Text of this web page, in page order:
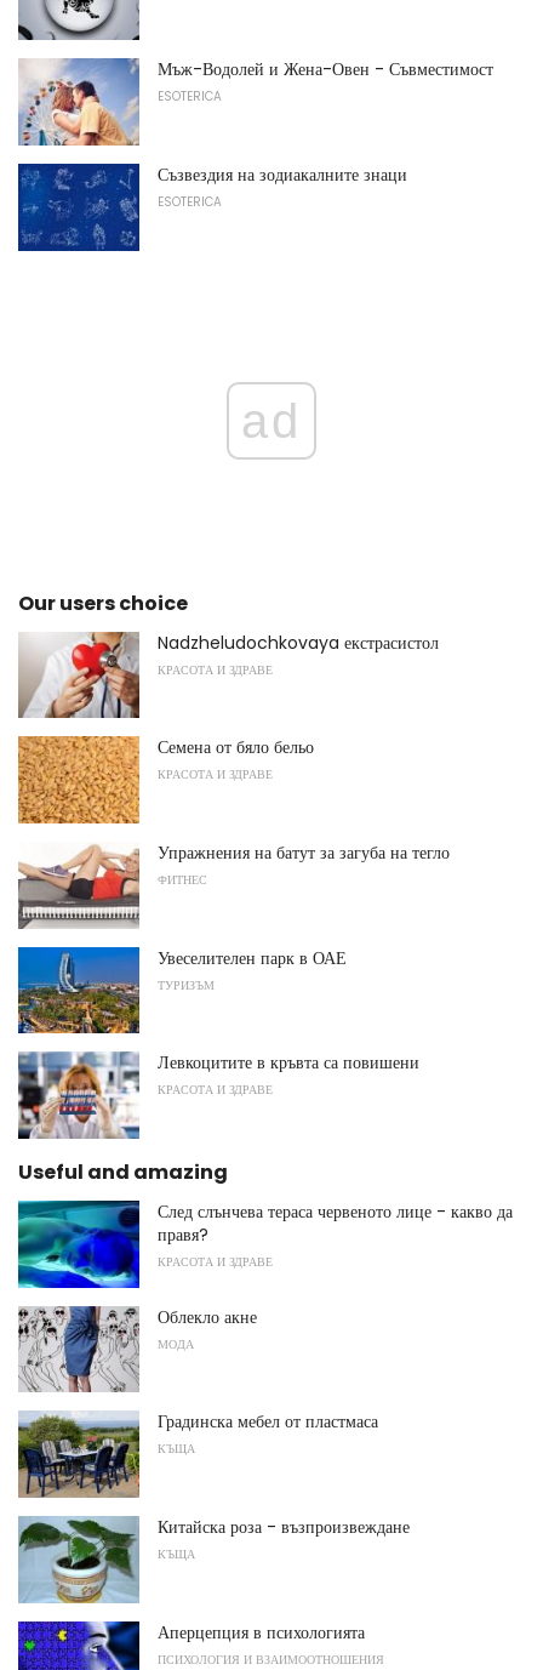
Мъж-Водолей и Жена-Овен - Съвместимост
ESOTERICA
Съзвездия на зодиакалните знаци
ESOTERICA
ad
Our users choice
Nadzheludochkovaya екстрасистол
КРАСОТА И ЗДРАВЕ
Семена от бяло бельо
КРАСОТА И ЗДРАВЕ
Упражнения на батут за загуба на тегло
ФИТНЕС
Увеселителен парк в ОАЕ
ТУРИЗЪМ
Левкоцитите в кръвта са повишени
КРАСОТА И ЗДРАВЕ
Useful and amazing
След слънчева тераса червеното лице - какво да
правя?
КРАСОТА И ЗДРАВЕ
Облекло акне
МОДА
Градинска мебел от пластмаса
КЪЩА
Китайска роза - възпроизвеждане
КЪЩА
Аперцепция в психологията
ПСИХОЛОГИЯ И ВЗАИМООТНОШЕНИЯ